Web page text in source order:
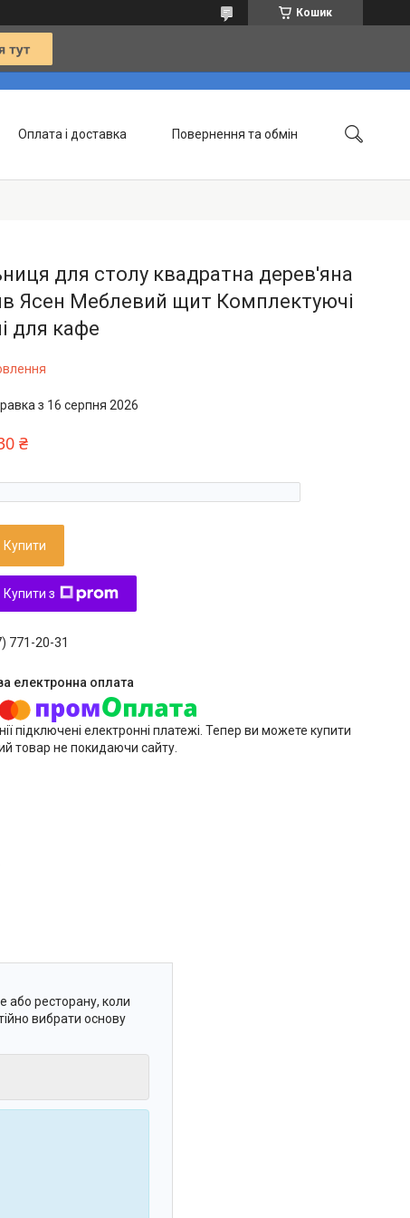
Кошик
Оплата і доставка Повернення та обмін
для столу квадратна дерев'яна
Ясен Меблевий щит Комплектуючі
для кафе
з 16 серпня 2026
₴
Купити
Купити з
771-20-31
підключені електронні платежі. Тепер ви можете купити
товар не покидаючи сайту.
або ресторану, коли
вибрати основу